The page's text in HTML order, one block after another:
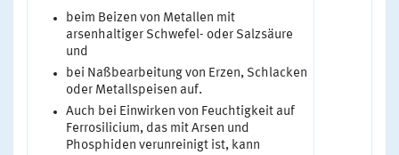
beim Beizen von Metallen mit
arsenhaltiger Schwefel- oder Salzsäure
und
bei Naßbearbeitung von Erzen, Schlacken
oder Metallspeisen auf.
Auch bei Einwirken von Feuchtigkeit auf
Ferrosilicium, das mit Arsen und
Phosphiden verunreinigt ist, kann